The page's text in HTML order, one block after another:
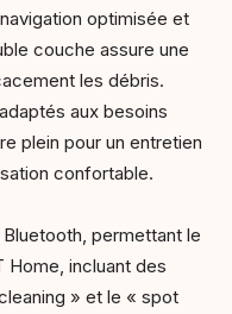
optimisée et
couche assure une
les débris.
aux besoins
plein pour un entretien
confortable.
permettant le
Home, incluant des
» et le « spot